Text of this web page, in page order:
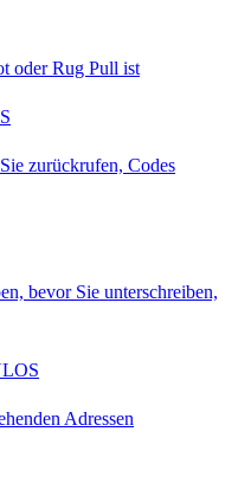
oder Rug Pull ist
zurückrufen, Codes
bevor Sie unterschreiben,
Adressen